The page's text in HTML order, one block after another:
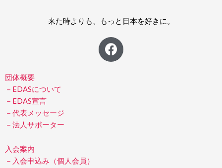
来た時よりも、もっと日本を好きに。
F
a
団体概要
－EDASについて
－EDAS宣言
－代表メッセージ
－法人サポーター
入会案内
－入会申込み（個人会員）